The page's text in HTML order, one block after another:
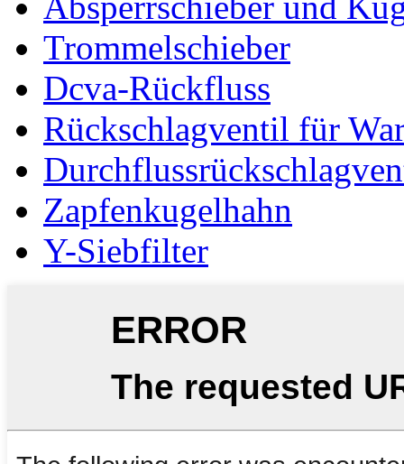
Trommelschieber
Dcva-Rückfluss
Rückschlagventil für
Zapfenkugelhahn
Y-Siebfilter